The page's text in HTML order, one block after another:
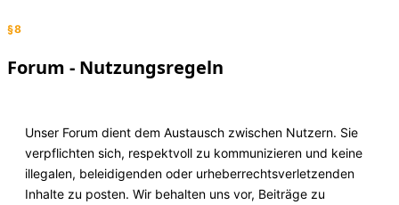
§8
Forum - Nutzungsregeln
Unser Forum dient dem Austausch zwischen Nutzern. Sie
verpflichten sich, respektvoll zu kommunizieren und keine
illegalen, beleidigenden oder urheberrechtsverletzenden
Inhalte zu posten. Wir behalten uns vor, Beiträge zu